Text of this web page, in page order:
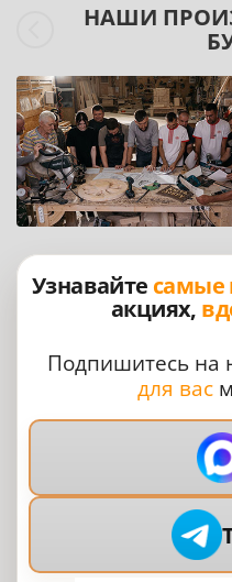
НАШИ
Узнавайте самые
акциях,
Подпишитесь на
для вас